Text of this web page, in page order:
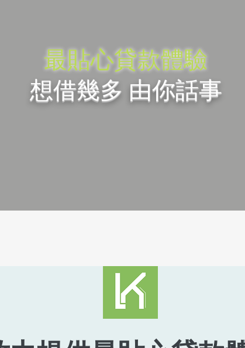
最貼心貸款體驗
想借幾多 由你話事